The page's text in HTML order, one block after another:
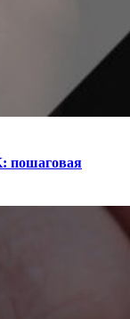
пошаговая